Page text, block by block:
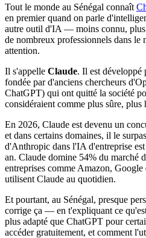
Tout le monde au Sénégal connaît
en premier quand on parle
autre outil d'IA — moins connu, plus
de nombreux professionnels dans
attention.
Il s'appelle Claude. Il est développé
fondée par d'anciens chercheurs
ChatGPT) qui ont quitté la société
considéraient comme plus sûre, plus
En 2026, Claude est devenu un
et dans certains domaines, il le
d'Anthropic dans l'IA d'entreprise
an. Claude domine 54% du marché
entreprises comme Amazon,
utilisent Claude au quotidien.
Et pourtant, au Sénégal, presque
corrige ça — en t'expliquant ce
plus adapté que ChatGPT pour
accéder gratuitement, et comment